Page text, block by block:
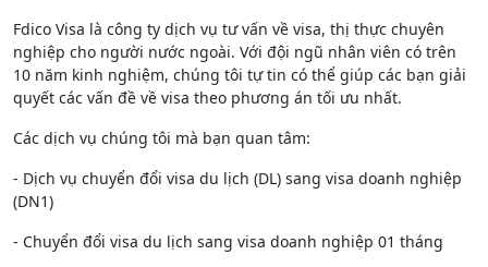
Fdico Visa là công ty dịch vụ tư vấn về visa, thị thực chuyên
nghiệp cho người nước ngoài. Với đội ngũ nhân viên có trên
10 năm kinh nghiệm, chúng tôi tự tin có thể giúp các bạn giải
quyết các vấn đề về visa theo phương án tối ưu nhất.
Các dịch vụ chúng tôi mà bạn quan tâm:
- Dịch vụ chuyển đổi visa du lịch (DL) sang visa doanh nghiệp
(DN1)
- Chuyển đổi visa du lịch sang visa doanh nghiệp 01 tháng